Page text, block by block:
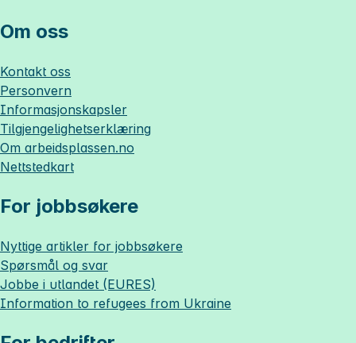
Om oss
Kontakt oss
Personvern
Informasjonskapsler
Tilgjengelighetserklæring
Om arbeidsplassen.no
Nettstedkart
For jobbsøkere
Nyttige artikler for jobbsøkere
Spørsmål og svar
Jobbe i utlandet (EURES)
Information to refugees from Ukraine